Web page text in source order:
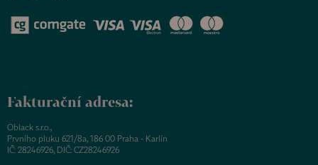
Fakturační adresa:
Oblack s.r.o.,
Prvního pluku 621/8a, 186 00 Praha - Karlín
IČ: 28246926, DIČ: CZ28246926